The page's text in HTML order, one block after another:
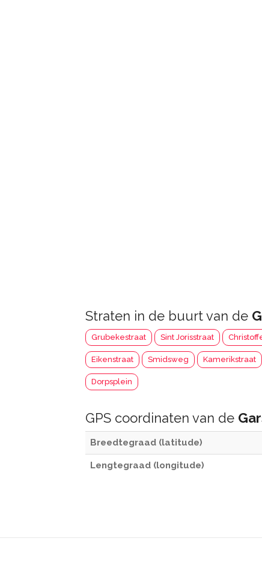
Straten in de buurt van de
Grubekestraat Sint Jorisstraat
Eikenstraat Smidsweg Kamerikstraat
Dorpsplein
GPS coordinaten van de
Breedtegraad (latitude)
Lengtegraad (longitude)